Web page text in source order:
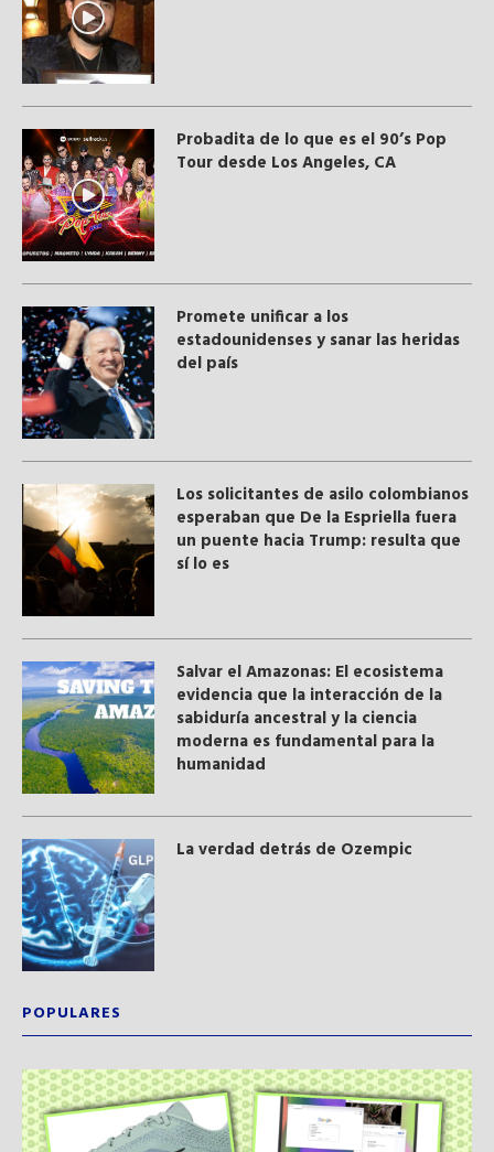
Probadita de lo que es el 90’s Pop
Tour desde Los Angeles, CA
Promete unificar a los
estadounidenses y sanar las heridas
del país
Los solicitantes de asilo colombianos
esperaban que De la Espriella fuera
un puente hacia Trump: resulta que
sí lo es
Salvar el Amazonas: El ecosistema
evidencia que la interacción de la
sabiduría ancestral y ​la ciencia
moderna​ es fundamental para la
humanidad
La verdad detrás de Ozempic
POPULARES